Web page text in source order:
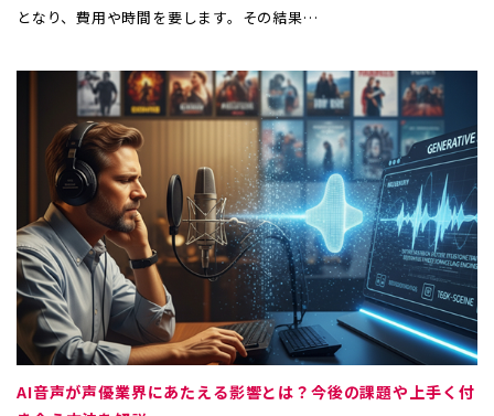
となり、費用や時間を要します。その結果…
AI音声が声優業界にあたえる影響とは？今後の課題や上手く付